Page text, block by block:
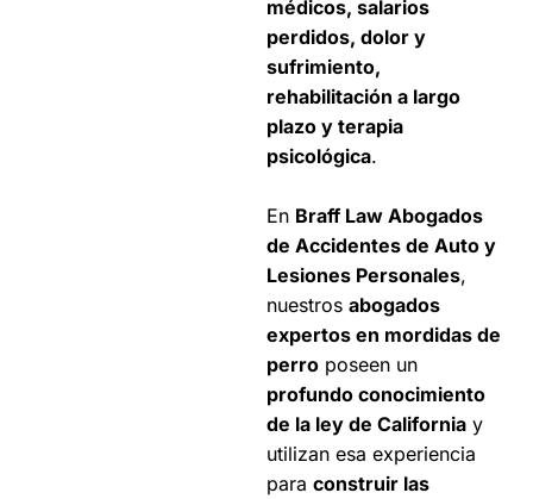
médicos, salarios
perdidos, dolor y
sufrimiento,
rehabilitación a largo
plazo y terapia
psicológica.
En Braff Law Abogados
de Accidentes de Auto y
Lesiones Personales,
nuestros abogados
expertos en mordidas de
perro poseen un
profundo conocimiento
de la ley de California y
utilizan esa experiencia
para construir las